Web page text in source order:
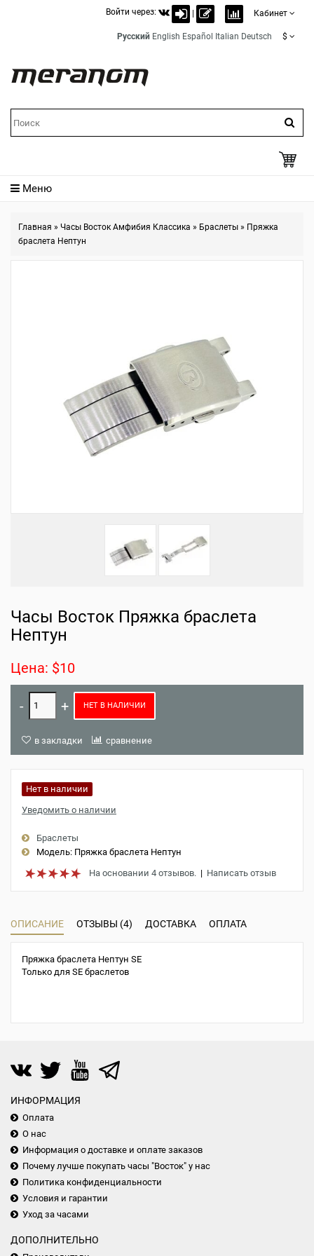
Войти через: Кабинет
Русский English Español Italian Deutsch $
Меню
Главная » Часы Восток Амфибия Классика » Браслеты » Пряжка
браслета Нептун
Часы Восток Пряжка браслета
Нептун
Цена: $10
НЕТ В НАЛИЧИИ
в закладки сравнение
Нет в наличии
Уведомить о наличии
Браслеты
Модель: Пряжка браслета Нептун
На основании 4 отзывов. | Написать отзыв
ОПИСАНИЕ ОТЗЫВЫ (4) ДОСТАВКА ОПЛАТА
Пряжка браслета Нептун SE
Только для SE браслетов
ИНФОРМАЦИЯ
Оплата
О нас
Информация о доставке и оплате заказов
Почему лучше покупать часы "Восток" у нас
Политика конфиденциальности
Условия и гарантии
Уход за часами
ДОПОЛНИТЕЛЬНО